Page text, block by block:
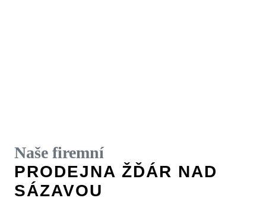
Naše firemní
PRODEJNA ŽĎÁR NAD
SÁZAVOU